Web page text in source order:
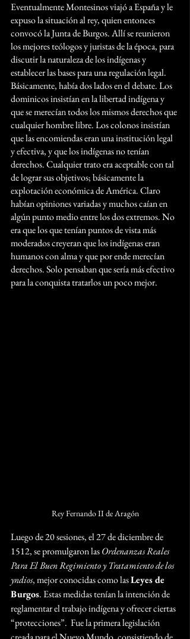
Eventualmente Montesinos viajó a España y le
expuso la situación al rey, quien entonces
convocó la Junta de Burgos. Allí se reunieron
los mejores teólogos y juristas de la época, para
discutir la naturaleza de los indígenas y
establecer las bases para una regulación legal.
Básicamente, había dos lados en el debate. Los
dominicos insistían en la libertad indígena y
que se merecían todos los mismos derechos que
cualquier hombre libre. Los colonos insistían
que las encomiendas eran una institución legal
y efectiva, y que los indígenas no tenían
derechos. Cualquier trato era aceptable con tal
de lograr sus objetivos; básicamente la
explotación económica de América. Claro
habían opiniones variadas y muchos caían en
algún punto medio entre los dos extremos. No
era que los que tenían puntos de vista más
moderados creyeran que los indígenas eran
humanos con alma y que por ende merecían
derechos. Solo pensaban que sería más efectivo
para la conquista tratarlos un poco mejor.
Rey Fernando II de Aragón
Luego de 20 sesiones, el 27 de diciembre de
1512, se promulgaron las Ordenanzas Reales
Para El Buen Regimiento y Tratamiento de los
yndios, mejor conocidas como las Leyes de
Burgos. Estas medidas tenían la intención de
reglamentar el trabajo indígena y ofrecer ciertas
“protecciones”.  Fue la primera legislación